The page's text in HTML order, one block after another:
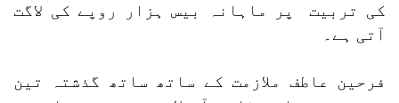
کی تربیت پر ماہانہ بیس ہزار روپے کی لاگت
آتی ہے۔
فرحین عاطف ملازمت کے ساتھ ساتھ گذشتہ تین